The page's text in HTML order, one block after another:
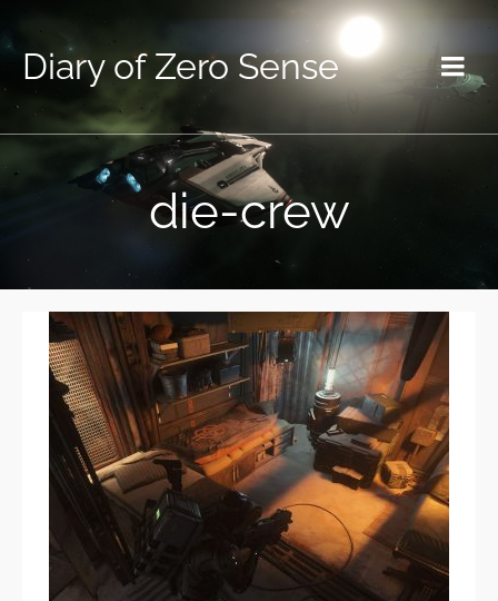
Diary of Zero Sense
die-crew